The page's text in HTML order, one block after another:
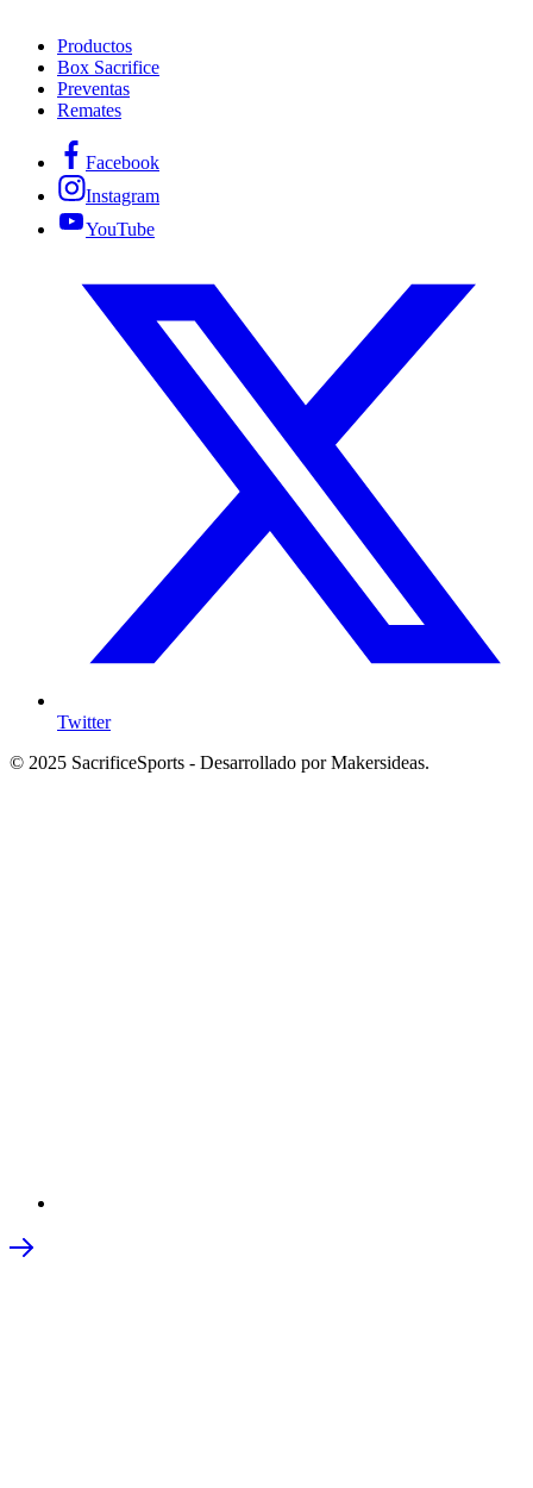
Productos
Box Sacrifice
Preventas
Remates
Facebook
Instagram
YouTube
Twitter
© 2025 SacrificeSports - Desarrollado por Makersideas.